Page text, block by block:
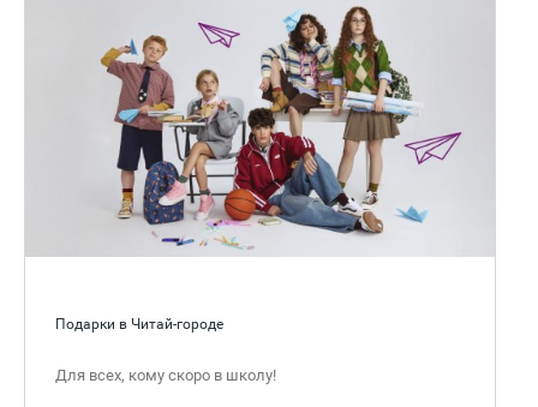
Подарки в Читай-городе
Для всех, кому скоро в школу!